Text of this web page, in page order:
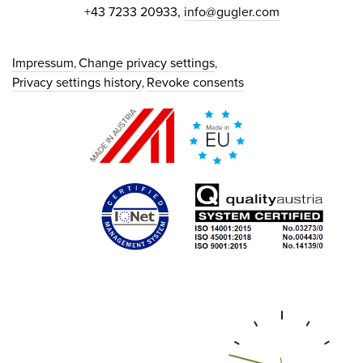
+43 7233 20933, info@gugler.com
Impressum Change privacy settings
Privacy settings history Revoke consents